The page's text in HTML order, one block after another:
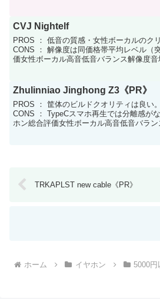
CVJ Nightelf
PROS ： 低音の質感・女性ボーカルのク
CONS ： 解像度は同価格帯平均レベル（
価女性ボーカル高音低音バランス解像度
Zhulinniao Jinghong Z3《PR》
PROS ： 筐体のビルドクオリティは良い
CONS ： TypeCスマホ再生では分離感が
ホン総合評価女性ボーカル高音低音バラ
TRKAPLST new cable《PR》
ホーム イヤホン 5000円